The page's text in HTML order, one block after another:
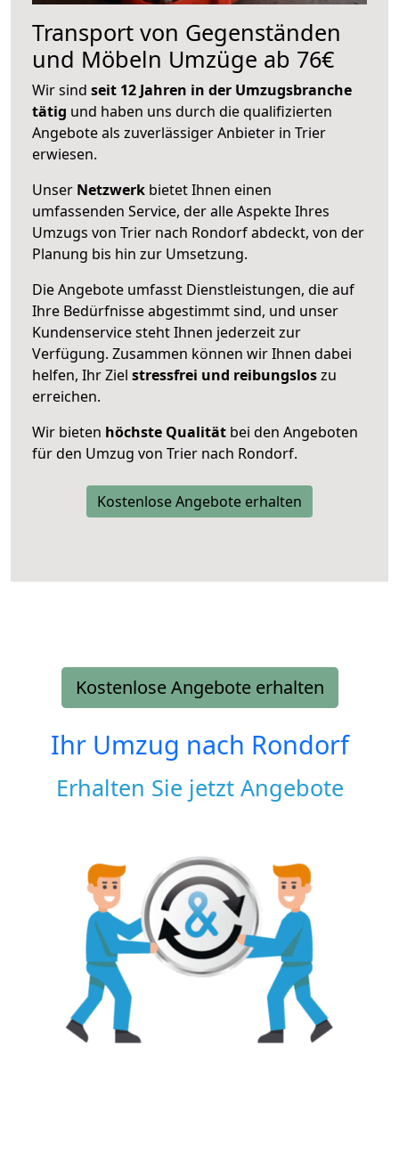
Transport von Gegenständen
und Möbeln Umzüge ab 76€
Wir sind seit 12 Jahren in der Umzugsbranche
tätig und haben uns durch die qualifizierten
Angebote als zuverlässiger Anbieter in Trier
erwiesen.
Unser Netzwerk bietet Ihnen einen
umfassenden Service, der alle Aspekte Ihres
Umzugs von Trier nach Rondorf abdeckt, von der
Planung bis hin zur Umsetzung.
Die Angebote umfasst Dienstleistungen, die auf
Ihre Bedürfnisse abgestimmt sind, und unser
Kundenservice steht Ihnen jederzeit zur
Verfügung. Zusammen können wir Ihnen dabei
helfen, Ihr Ziel stressfrei und reibungsloszu
erreichen.
Wir bieten höchste Qualität bei den Angeboten
für den Umzug von Trier nach Rondorf.
Kostenlose Angebote erhalten
Kostenlose Angebote erhalten
Ihr Umzug nach Rondorf
Erhalten Sie jetzt Angebote